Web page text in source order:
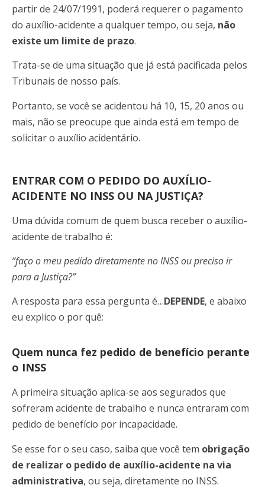
partir de 24/07/1991, poderá requerer o pagamento
do auxílio-acidente a qualquer tempo, ou seja, não
existe um limite de prazo.
Trata-se de uma situação que já está pacificada pelos
Tribunais de nosso país.
Portanto, se você se acidentou há 10, 15, 20 anos ou
mais, não se preocupe que ainda está em tempo de
solicitar o auxílio acidentário.
ENTRAR COM O PEDIDO DO AUXÍLIO-
ACIDENTE NO INSS OU NA JUSTIÇA?
Uma dúvida comum de quem busca receber o auxílio-
acidente de trabalho é:
“faço o meu pedido diretamente no INSS ou preciso ir
para a Justiça?”
A resposta para essa pergunta é…DEPENDE, e abaixo
eu explico o por quê:
Quem nunca fez pedido de benefício perante
o INSS
A primeira situação aplica-se aos segurados que
sofreram acidente de trabalho e nunca entraram com
pedido de benefício por incapacidade.
Se esse for o seu caso, saiba que você tem obrigação
de realizar o pedido de auxílio-acidente na via
administrativa, ou seja, diretamente no INSS.